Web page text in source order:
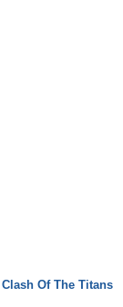
Clash Of The Titans